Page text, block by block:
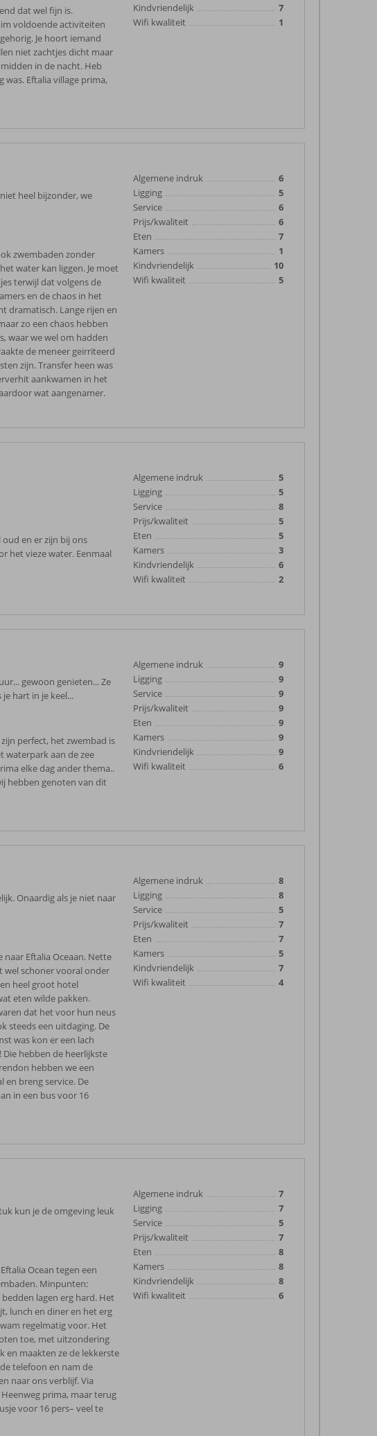
dat wel fijn is.
voldoende activiteiten
Je hoort iemand
niet zachtjes dicht maar
in de nacht. Heb
Eftalia village prima,
Kindvriendelijk
7
Wifi kwaliteit
1
heel bijzonder, we
zwembaden zonder
water kan liggen. Je moet
terwijl dat volgens de
en de chaos in het
dramatisch. Lange rijen en
zo een chaos hebben
waar we wel om hadden
de meneer geirriteerd
zijn. Transfer heen was
aankwamen in het
wat aangenamer.
Algemene indruk
6
Ligging
5
Service
6
Prijs/kwaliteit
6
Eten
7
Kamers
1
Kindvriendelijk
10
Wifi kwaliteit
5
en er zijn bij ons
het vieze water. Eenmaal
Algemene indruk
5
Ligging
5
Service
8
Prijs/kwaliteit
5
Eten
5
Kamers
3
Kindvriendelijk
6
Wifi kwaliteit
2
gewoon genieten... Ze
hart in je keel...
perfect, het zwembad is
waterpark aan de zee
elke dag ander thema..
hebben genoten van dit
Algemene indruk
9
Ligging
9
Service
9
Prijs/kwaliteit
9
Eten
9
Kamers
9
Kindvriendelijk
9
Wifi kwaliteit
6
Onaardig als je niet naar
Eftalia Oceaan. Nette
wel schoner vooral onder
heel groot hotel
eten wilde pakken.
dat het voor hun neus
steeds een uitdaging. De
was kon er een lach
hebben de heerlijkste
hebben we een
en breng service. De
in een bus voor 16
Algemene indruk
8
Ligging
8
Service
5
Prijs/kwaliteit
7
Eten
7
Kamers
5
Kindvriendelijk
7
Wifi kwaliteit
4
kun je de omgeving leuk
Ocean tegen een
Minpunten:
lagen erg hard. Het
lunch en diner en het erg
regelmatig voor. Het
toe, met uitzondering
en maakten ze de lekkerste
telefoon en nam de
naar ons verblijf. Via
prima, maar terug
voor 16 pers– veel te
Algemene indruk
7
Ligging
7
Service
5
Prijs/kwaliteit
7
Eten
8
Kamers
8
Kindvriendelijk
8
Wifi kwaliteit
6